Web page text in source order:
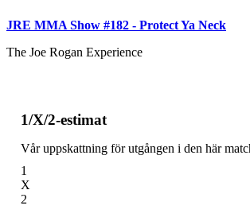
JRE MMA Show #182 - Protect Ya Neck
The Joe Rogan Experience
1/X/2-estimat
Vår uppskattning för utgången i den här
1
X
2